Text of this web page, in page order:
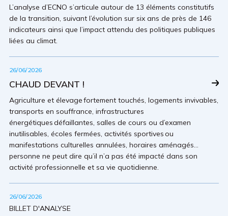
L’analyse d’ECNO s’articule autour de 13 éléments constitutifs
de la transition, suivant l’évolution sur six ans de près de 146
indicateurs ainsi que l’impact attendu des politiques publiques
liées au climat.
26/06/2026
CHAUD DEVANT !
Agriculture et élevage fortement touchés, logements invivables,
transports en souffrance, infrastructures
énergétiques défaillantes, salles de cours ou d’examen
inutilisables, écoles fermées, activités sportives ou
manifestations culturelles annulées, horaires aménagés…
personne ne peut dire qu’il n’a pas été impacté dans son
activité professionnelle et sa vie quotidienne.
26/06/2026
BILLET D'ANALYSE